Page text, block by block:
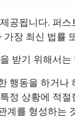
공됩니다. 퍼
장 최신 법률
받기 위해서
행동을 하거
정 상황에 적
계를 형성하는